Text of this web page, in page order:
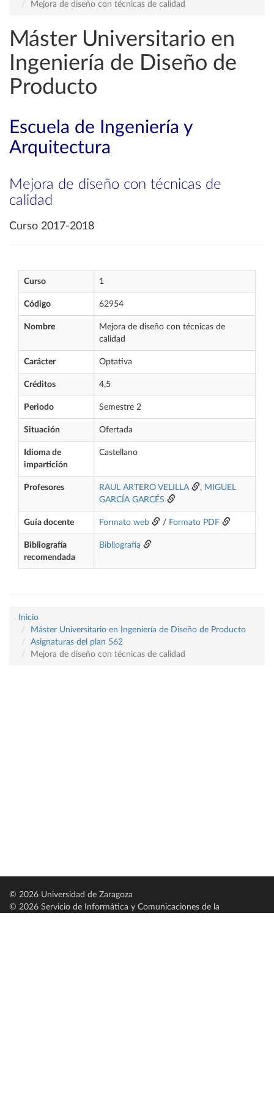
Mejora de diseño con técnicas de calidad
Máster Universitario en
Ingeniería de Diseño de
Producto
Escuela de Ingeniería y
Arquitectura
Mejora de diseño con técnicas de
calidad
Curso 2017-2018
Curso 1
Código 62954
Nombre
Mejora de diseño con técnicas de
calidad
Carácter Optativa
Créditos 4,5
Periodo Semestre 2
Situación Ofertada
Idioma de
impartición
Castellano
Profesores RAUL ARTERO VELILLA , MIGUEL
GARCÍA GARCÉS
Guía docente Formato web / Formato PDF
Bibliografía
recomendada
Bibliografía
Inicio
Máster Universitario en Ingeniería de Diseño de Producto
Asignaturas del plan 562
Mejora de diseño con técnicas de calidad
© 2026 Universidad de Zaragoza
© 2026 Servicio de Informática y Comunicaciones de la